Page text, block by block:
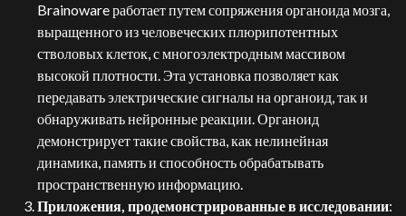
Brainoware работает путем сопряжения органоида мозга,
выращенного из человеческих плюрипотентных
стволовых клеток, с многоэлектродным массивом
высокой плотности. Эта установка позволяет как
передавать электрические сигналы на органоид, так и
обнаруживать нейронные реакции. Органоид
демонстрирует такие свойства, как нелинейная
динамика, память и способность обрабатывать
пространственную информацию.
Приложения, продемонстрированные в исследовании: